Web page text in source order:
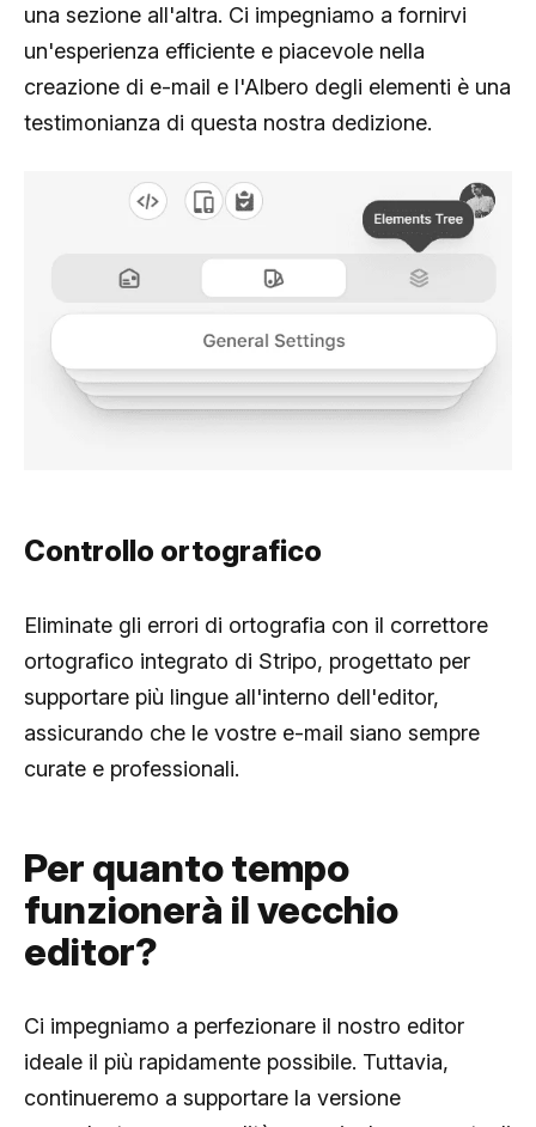
una sezione all'altra. Ci impegniamo a fornirvi
un'esperienza efficiente e piacevole nella
creazione di e-mail e l'Albero degli elementi è una
testimonianza di questa nostra dedizione.
Controllo ortografico
Eliminate gli errori di ortografia con il correttore
ortografico integrato di Stripo, progettato per
supportare più lingue all'interno dell'editor,
assicurando che le vostre e-mail siano sempre
curate e professionali.
Per quanto tempo
funzionerà il vecchio
editor?
Ci impegniamo a perfezionare il nostro editor
ideale il più rapidamente possibile. Tuttavia,
continueremo a supportare la versione